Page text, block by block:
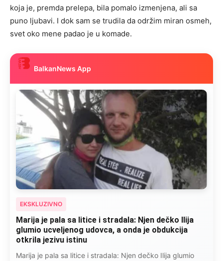
koja je, premda prelepa, bila pomalo izmenjena, ali sa
puno ljubavi. I dok sam se trudila da održim miran osmeh,
svet oko mene padao je u komade.
BalkanNews App
EKSKLUZIVNO
Marija je pala sa litice i stradala: Njen dečko Ilija
glumio ucveljenog udovca, a onda je obdukcija
otkrila jezivu istinu
Marija je pala sa litice i stradala: Njen dečko Ilija glumio